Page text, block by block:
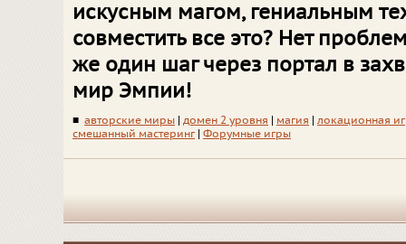
искусным магом, гениальным
совместить все это? Нет
же один шаг через портал в
мир Эмпии!
■ авторские миры домен 2 уровня магия
локационная
смешанный мастеринг
Форумные игры